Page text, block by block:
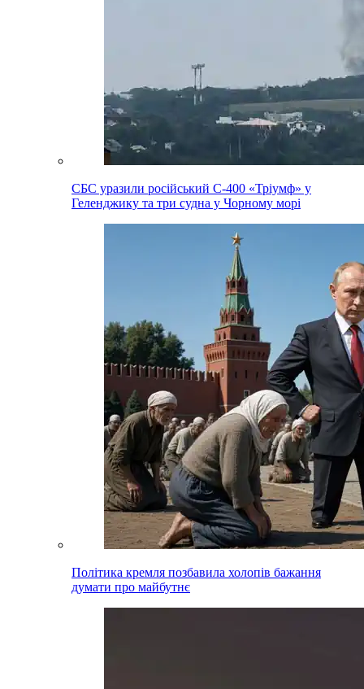
СБС уразили російський С-400 «Тріумф» у
Геленджику та три судна у Чорному морі
Політика кремля позбавила холопів бажання
думати про майбутнє